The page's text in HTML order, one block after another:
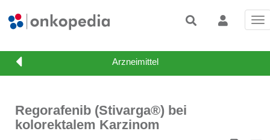
Regorafenib (Stivarga®) bei
kolorektalem Karzinom